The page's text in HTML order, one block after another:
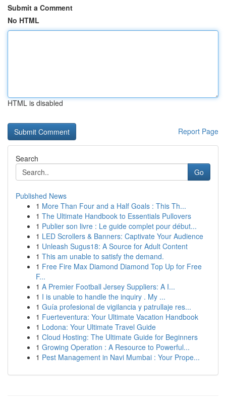
Submit a Comment
No HTML
HTML is disabled
Report Page
Search
Go
Published News
1 More Than Four and a Half Goals : This Th...
1 The Ultimate Handbook to Essentials Pullovers
1 Publier son livre : Le guide complet pour début...
1 LED Scrollers & Banners: Captivate Your Audience
1 Unleash Sugus18: A Source for Adult Content
1 This am unable to satisfy the demand.
1 Free Fire Max Diamond Diamond Top Up for Free
F...
1 A Premier Football Jersey Suppliers: A I...
1 I is unable to handle the inquiry . My ...
1 Guía profesional de vigilancia y patrullaje res...
1 Fuerteventura: Your Ultimate Vacation Handbook
1 Lodona: Your Ultimate Travel Guide
1 Cloud Hosting: The Ultimate Guide for Beginners
1 Growing Operation : A Resource to Powerful...
1 Pest Management in Navi Mumbai : Your Prope...